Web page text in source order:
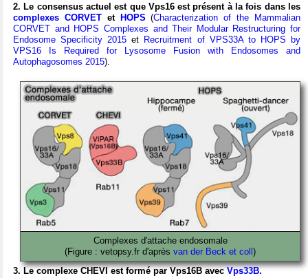
2. Le consensus actuel est que Vps16 est présent à la fois dans les
complexes CORVETet HOPS(Characterization of the Mammalian
CORVET and HOPS Complexes and Their Modular Restructuring for
Endosome Specificity 2015 et Recruitment of VPS33A to HOPS by
VPS16 Is Required for Lysosome Fusion with Endosomes and
Autophagosomes 2015).
Complexes d'attache endosomale
(Figure : vetopsy.fr d'après van der Beck et coll )
3. Le complexe CHEVI est formé par Vps16B avecVps33B.